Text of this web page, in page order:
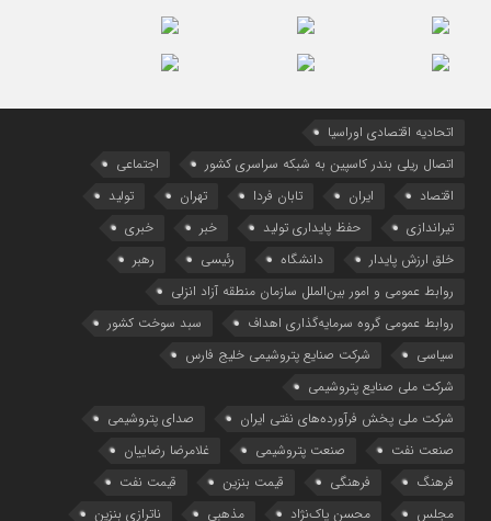
اتحادیه اقتصادی اوراسیا
اتصال ریلی بندر کاسپین به شبکه سراسری کشور
اجتماعی
اقتصاد
ایران تابان فردا تهران
تولید
تیراندازی
حفظ پایداری تولید خبر
خبری
خلق ارزش پایدار
دانشگاه رئیسی
رهبر
روابط عمومی و امور بین‌الملل سازمان منطقه آزاد انزلی
روابط عمومی گروه سرمایه‌گذاری اهداف
سبد سوخت کشور
سیاسی
شرکت صنایع پتروشیمی خلیج فارس
شرکت ملی صنایع پتروشیمی
شرکت ملی پخش فرآورده‌های نفتی ایران
صدای پتروشیمی
صنعت نفت
صنعت پتروشیمی
غلامرضا رضاییان
فرهنگ
فرهنگی قیمت بنزین
قیمت نفت
مجلس
محسن پاک‌نژاد مذهبی
ناترازی بنزین